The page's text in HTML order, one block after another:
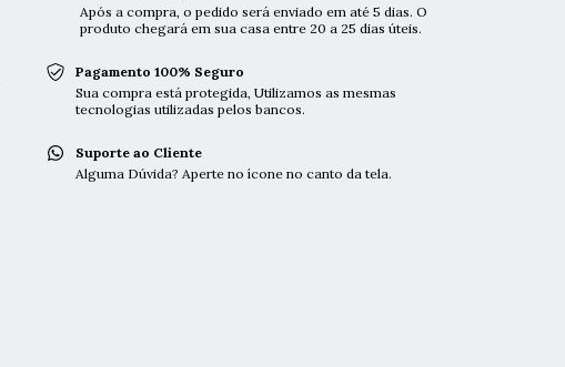
Após a compra, o pedido será enviado em até 5 dias. O
produto chegará em sua casa entre 20 a 25 dias úteis.
Pagamento 100% Seguro
Sua compra está protegida, Utilizamos as mesmas
tecnologias utilizadas pelos bancos.
Suporte ao Cliente
Alguma Dúvida? Aperte no ícone no canto da tela.